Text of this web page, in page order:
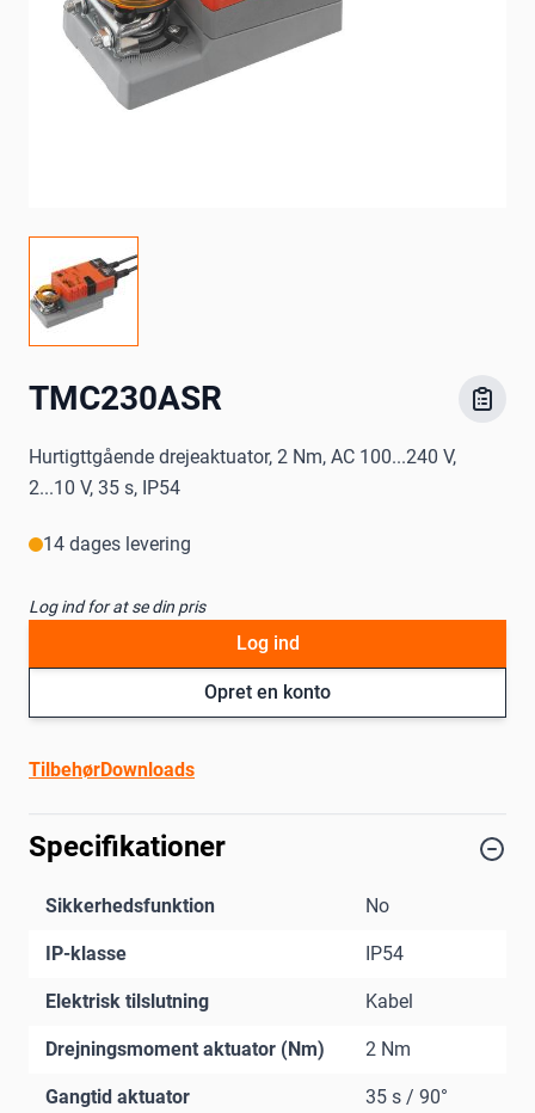
TMC230ASR
Hurtigttgående drejeaktuator, 2 Nm, AC 100...240 V,
2...10 V, 35 s, IP54
14 dages levering
Log ind for at se din pris
Opret en konto
Log ind
TilbehørDownloads
Specifikationer
Sikkerhedsfunktion No
IP-klasse IP54
Elektrisk tilslutning Kabel
Drejningsmoment aktuator (Nm) 2 Nm
Gangtid aktuator 35 s / 90°